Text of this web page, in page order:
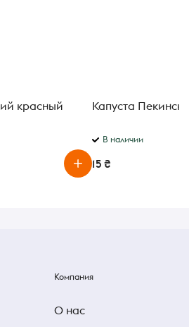
красный Капуста Пекинская
В наличии
15 ₴
Компания
О нас